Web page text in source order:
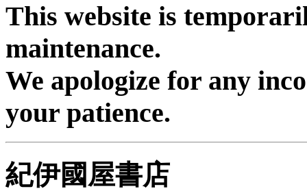
This website is
maintenance.
We apologize for any
your patience.
紀伊國屋書店